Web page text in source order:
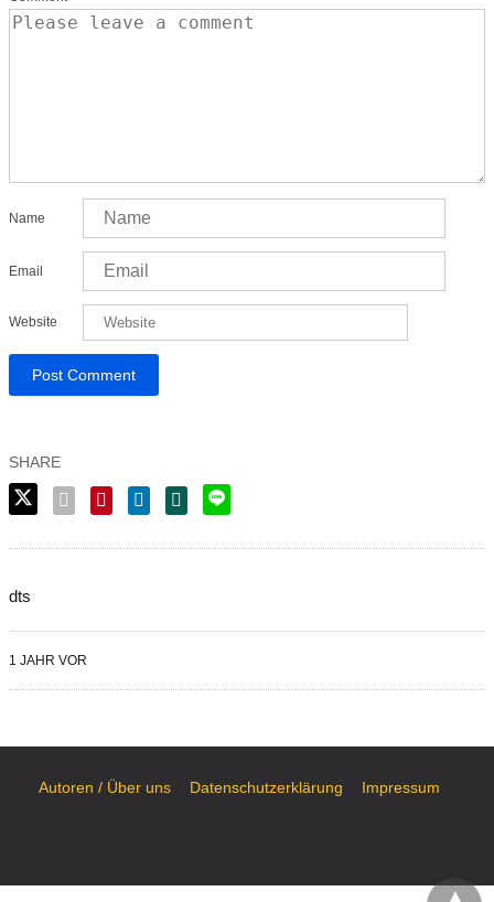
Name
Email
Website
dts
1 JAHR VOR
Autoren / Über uns Datenschutzerklärung Impressum